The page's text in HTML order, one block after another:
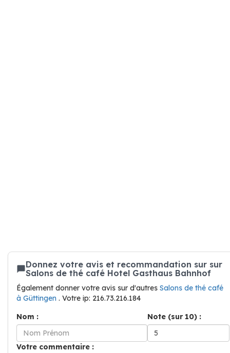
Donnez votre avis et recommandation sur sur
Salons de thé café Hotel Gasthaus Bahnhof
Également donner votre avis sur d'autres Salons de thé café
à Güttingen . Votre ip: 216.73.216.184
Nom :
Note (sur 10) :
Votre commentaire :